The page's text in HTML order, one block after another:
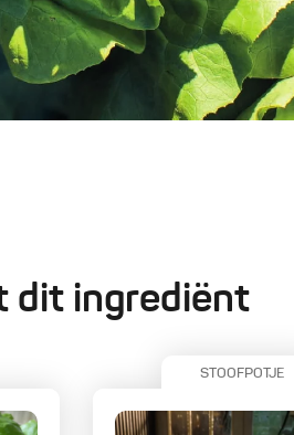
dit ingrediënt
STOOFPOTJE